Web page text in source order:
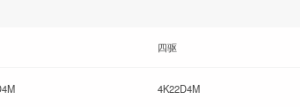
四驱
4K22D4M